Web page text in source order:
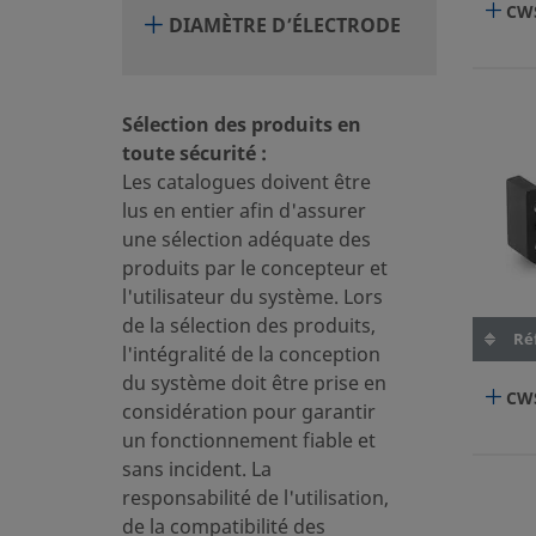
DIAMÈTRE D’ÉLECTRODE
Sélection des produits en
toute sécurité :
Les catalogues doivent être
lus en entier afin d'assurer
une sélection adéquate des
produits par le concepteur et
l'utilisateur du système. Lors
de la sélection des produits,
l'intégralité de la conception
du système doit être prise en
considération pour garantir
un fonctionnement fiable et
sans incident. La
responsabilité de l'utilisation,
de la compatibilité des